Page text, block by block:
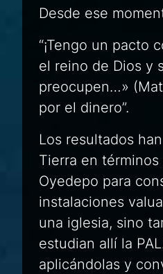
Desde ese
“¡Tengo un pacto
el reino de Dios y
preocupen…»
por el dinero”.
Los resultados
Tierra en
Oyedepo para
instalaciones
una iglesia, sino
estudian allí la
aplicándolas y